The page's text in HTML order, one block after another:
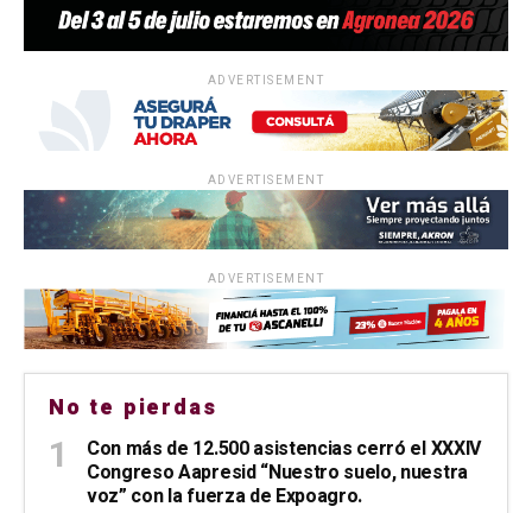
ADVERTISEMENT
ADVERTISEMENT
ADVERTISEMENT
No te pierdas
Con más de 12.500 asistencias cerró el XXXIV
Congreso Aapresid “Nuestro suelo, nuestra
voz” con la fuerza de Expoagro.